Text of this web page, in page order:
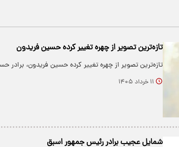
تازه‌ترین تصویر از چهره تغییر کرده حسین فریدون
تازه‌ترین تصویر از چهره تغییر کرده حسین فریدون، برادر
۱۱ خرداد ۱۴۰۵
شمایل عجیب برادر رئیس جمهور اسبق